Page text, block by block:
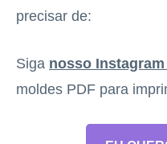
precisar de:
Siga nosso Instagram
moldes PDF para